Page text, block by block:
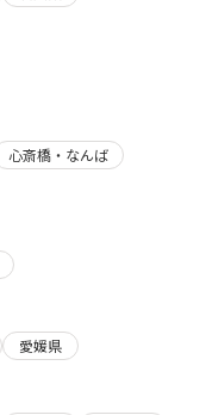
心斎橋・なんば
愛媛県